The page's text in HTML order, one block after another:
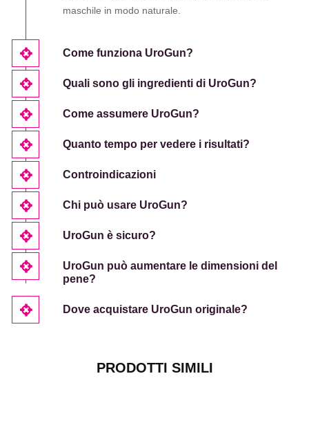
maschile in modo naturale.
Come funziona UroGun?
Quali sono gli ingredienti di UroGun?
Come assumere UroGun?
Quanto tempo per vedere i risultati?
Controindicazioni
Chi può usare UroGun?
UroGun è sicuro?
UroGun può aumentare le dimensioni del
pene?
Dove acquistare UroGun originale?
PRODOTTI SIMILI